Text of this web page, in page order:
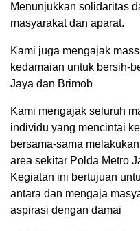
Menunjukkan solidaritas
masyarakat dan aparat.
Kami juga mengajak
kedamaian untuk bersih-
Jaya dan Brimob
Kami mengajak seluruh
individu yang mencintai
bersama-sama
area sekitar Polda Metro
Kegiatan ini bertujuan
antara dan mengaja
aspirasi dengan damai